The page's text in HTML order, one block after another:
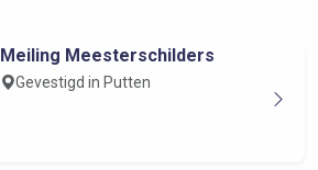
Meiling Meesterschilders
Gevestigd in Putten